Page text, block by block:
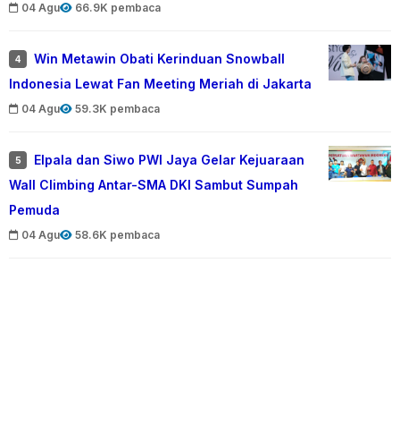
04 Agu 66.9K pembaca
4
Win Metawin Obati Kerinduan Snowball
Indonesia Lewat Fan Meeting Meriah di Jakarta
04 Agu 59.3K pembaca
5
Elpala dan Siwo PWI Jaya Gelar Kejuaraan
Wall Climbing Antar-SMA DKI Sambut Sumpah
Pemuda
04 Agu 58.6K pembaca